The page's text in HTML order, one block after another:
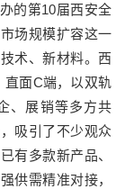
的第10届西安全
场规模扩容这一
术、新材料。西
直面C端，以双轨
、展销等多方共
吸引了不少观众
有多款新产品、
供需精准对接，